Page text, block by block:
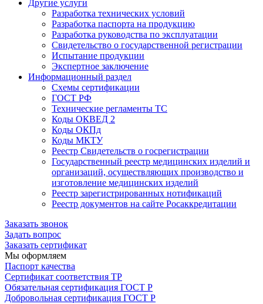
Другие услуги
Разработка технических условий
Разработка паспорта на продукцию
Разработка руководства по эксплуатации
Свидетельство о государственной регистрации
Испытание продукции
Экспертное заключение
Информационный раздел
Схемы сертификации
ГОСТ РФ
Технические регламенты ТС
Коды ОКВЕД 2
Коды ОКПд
Коды МКТУ
Реестр Свидетельств о госрегистрации
Государственный реестр медицинских изделий и
организаций, осуществляющих производство и
изготовление медицинских изделий
Реестр зарегистрированных нотификаций
Реестр документов на сайте Росаккредитации
Заказать звонок
Задать вопрос
Заказать сертификат
Мы оформляем
Паспорт качества
Сертификат соответствия ТР
Обязательная сертификация ГОСТ Р
Добровольная сертификация ГОСТ Р